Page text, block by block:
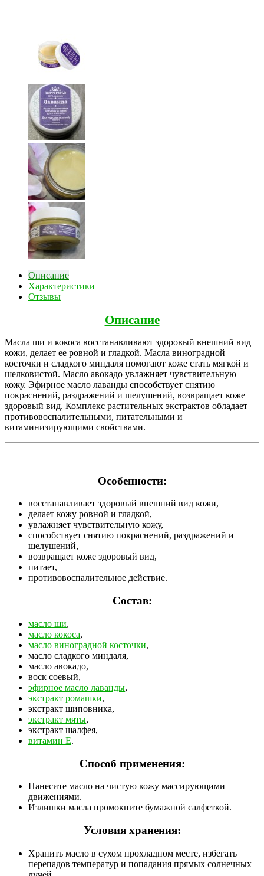
Описание
Характеристики
Отзывы
Описание
Масла ши и кокоса восстанавливают здоровый внешний вид
кожи, делает ее ровной и гладкой. Масла виноградной
косточки и сладкого миндаля помогают коже стать мягкой и
шелковистой. Масло авокадо увлажняет чувствительную
кожу. Эфирное масло лаванды способствует снятию
покраснений, раздражений и шелушений, возвращает коже
здоровый вид. Комплекс растительных экстрактов обладает
противовоспалительными, питательными и
витаминизирующими свойствами.
Особенности:
восстанавливает здоровый внешний вид кожи,
делает кожу ровной и гладкой,
увлажняет чувствительную кожу,
способствует снятию покраснений, раздражений и
шелушений,
возвращает коже здоровый вид,
питает,
противовоспалительное действие.
Состав:
масло ши,
масло кокоса,
масло виноградной косточки,
масло сладкого миндаля,
масло авокадо,
воск соевый,
эфирное масло лаванды,
экстракт ромашки,
экстракт шиповника,
экстракт мяты,
экстракт шалфея,
витамин Е.
Способ применения:
Нанесите масло на чистую кожу массирующими
движениями.
Излишки масла промокните бумажной салфеткой.
Условия хранения:
Хранить масло в сухом прохладном месте, избегать
перепадов температур и попадания прямых солнечных